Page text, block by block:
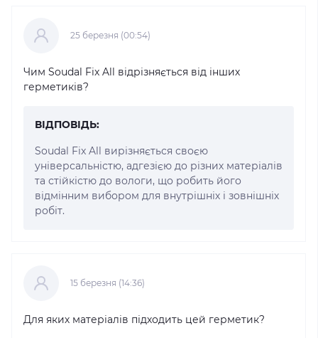
25 березня (00:54)
Чим Soudal Fix All відрізняється від інших
герметиків?
ВІДПОВІДЬ:
Soudal Fix All вирізняється своєю
універсальністю, адгезією до різних матеріалів
та стійкістю до вологи, що робить його
відмінним вибором для внутрішніх і зовнішніх
робіт.
15 березня (14:36)
Для яких матеріалів підходить цей герметик?